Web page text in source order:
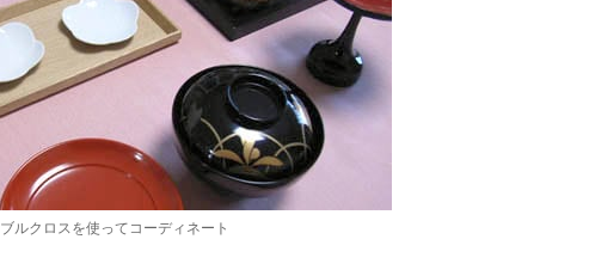
ルクロスを使ってコーディネート